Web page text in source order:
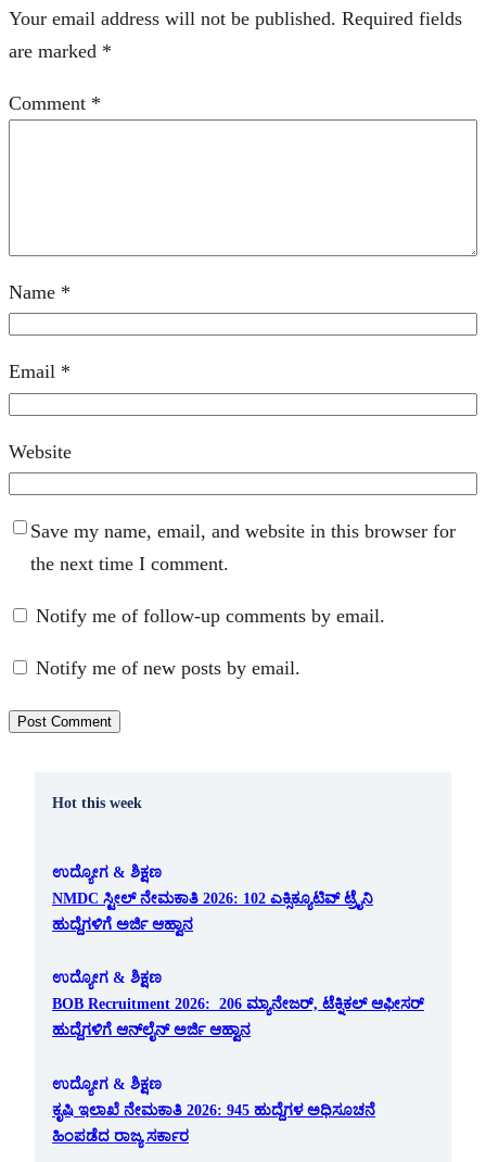
Your email address will not be published. Required fields
are marked *
Comment *
Name *
Email *
Website
Save my name, email, and website in this browser for
the next time I comment.
Notify me of follow-up comments by email.
Notify me of new posts by email.
Hot this week
ಉದ್ಯೋಗ & ಶಿಕ್ಷಣ
NMDC ಸ್ಟೀಲ್ ನೇಮಕಾತಿ 2026: 102 ಎಕ್ಸಿಕ್ಯೂಟಿವ್ ಟ್ರೈನಿ
ಹುದ್ದೆಗಳಿಗೆ ಅರ್ಜಿ ಆಹ್ವಾನ
ಉದ್ಯೋಗ & ಶಿಕ್ಷಣ
BOB Recruitment 2026: 206 ಮ್ಯಾನೇಜರ್, ಟೆಕ್ನಿಕಲ್ ಆಫೀಸರ್
ಹುದ್ದೆಗಳಿಗೆ ಆನ್‌ಲೈನ್ ಅರ್ಜಿ ಆಹ್ವಾನ
ಉದ್ಯೋಗ & ಶಿಕ್ಷಣ
ಕೃಷಿ ಇಲಾಖೆ ನೇಮಕಾತಿ 2026: 945 ಹುದ್ದೆಗಳ ಅಧಿಸೂಚನೆ
ಹಿಂಪಡೆದ ರಾಜ್ಯ ಸರ್ಕಾರ